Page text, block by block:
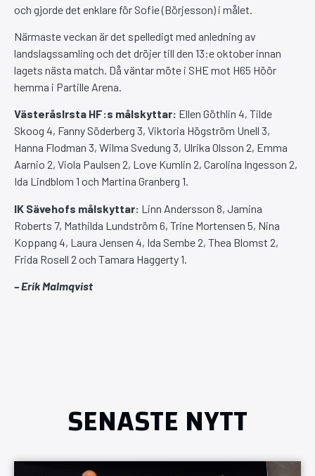
och gjorde det enklare för Sofie (Börjesson) i målet.
Närmaste veckan är det spelledigt med anledning av
landslagssamling och det dröjer till den 13:e oktober innan
lagets nästa match. Då väntar möte i SHE mot H65 Höör
hemma i Partille Arena.
VästeråsIrsta HF:s målskyttar: Ellen Göthlin 4, Tilde
Skoog 4, Fanny Söderberg 3, Viktoria Högström Unell 3,
Hanna Flodman 3, Wilma Svedung 3, Ulrika Olsson 2, Emma
Aarnio 2, Viola Paulsen 2, Love Kumlin 2, Carolina Ingesson 2,
Ida Lindblom 1 och Martina Granberg 1.
IK Sävehofs målskyttar: Linn Andersson 8, Jamina
Roberts 7, Mathilda Lundström 6, Trine Mortensen 5, Nina
Koppang 4, Laura Jensen 4, Ida Sembe 2, Thea Blomst 2,
Frida Rosell 2 och Tamara Haggerty 1.
– Erik Malmqvist
SENASTE NYTT